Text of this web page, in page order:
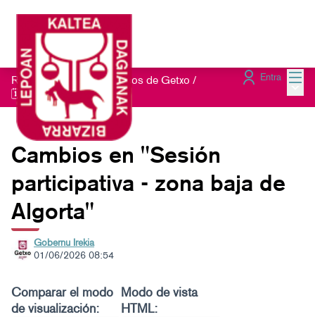
Entra
Red de Refugios Climáticos de Getxo /
🗓️Sesiones presenciales
Cambios en "Sesión
participativa - zona baja de
Algorta"
Gobernu Irekia
01/06/2026 08:54
Comparar el modo
de visualización:
Modo de vista
HTML: